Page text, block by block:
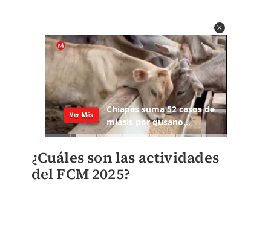
¿Cuáles son las actividades
del FCM 2025?